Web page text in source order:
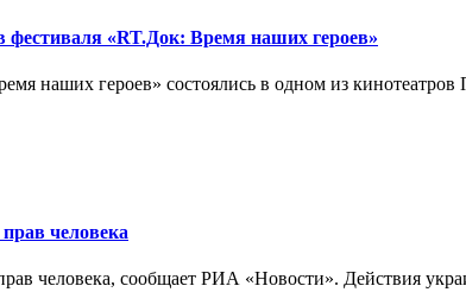
«RT.Док: Время наших героев»
наших героев» состоялись в одном из кинотеатров
человека
человека, сообщает РИА «Новости». Действия